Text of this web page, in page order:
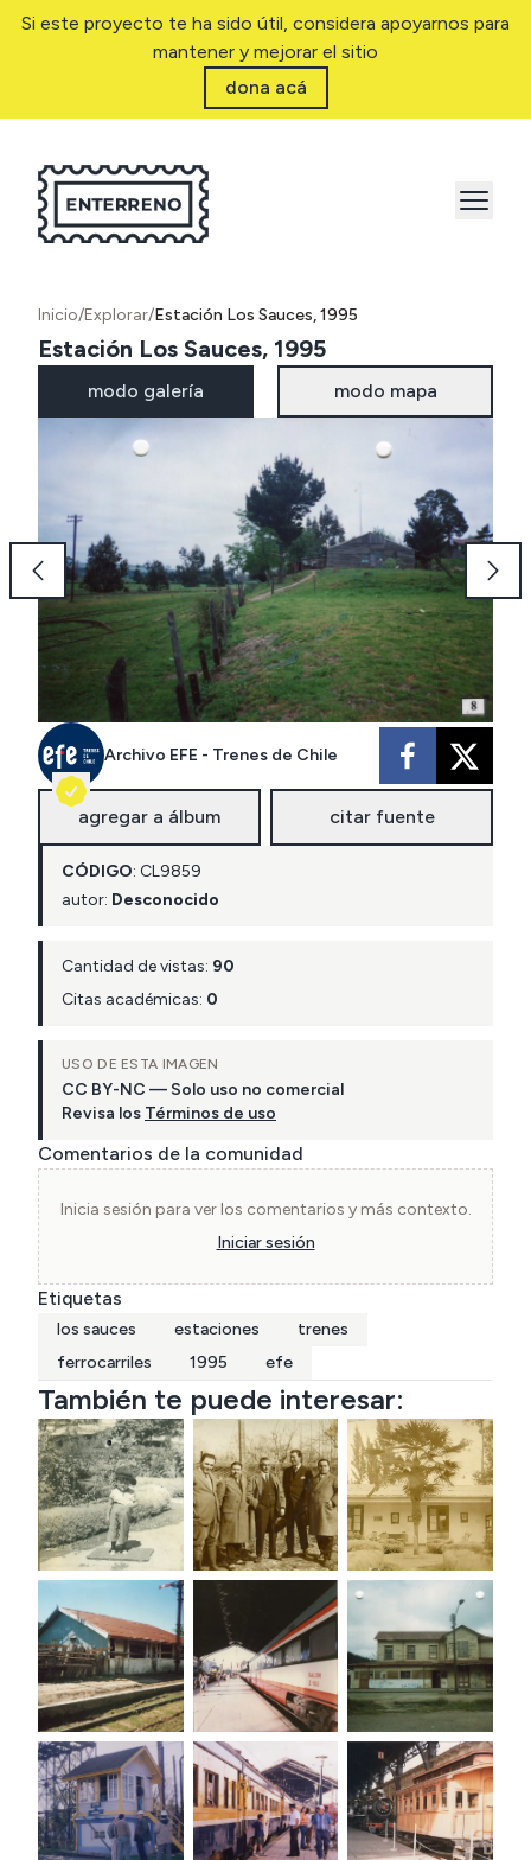
Si este proyecto te ha sido útil, considera apoyarnos para
mantener y mejorar el sitio
dona acá
Inicio/Explorar/Estación Los Sauces, 1995
Estación Los Sauces, 1995
modo galería modo mapa
Archivo EFE - Trenes de Chile
agregar a álbum citar fuente
CÓDIGO: CL9859
autor: Desconocido
Cantidad de vistas: 90
Citas académicas: 0
USO DE ESTA IMAGEN
CC BY-NC — Solo uso no comercial
Revisa los Términos de uso
Comentarios de la comunidad
Inicia sesión para ver los comentarios y más contexto.
Iniciar sesión
Etiquetas
los sauces estaciones
trenes
ferrocarriles
1995 efe
También te puede interesar: